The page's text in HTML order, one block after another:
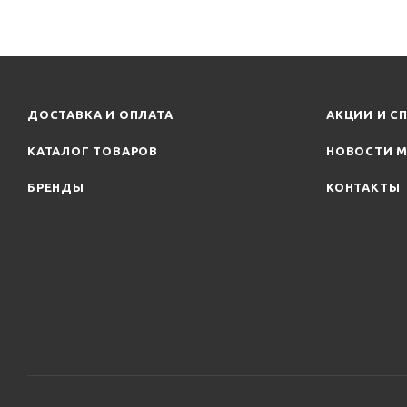
ДОСТАВКА И ОПЛАТА
КАТАЛОГ ТОВАРОВ
БРЕНДЫ
АКЦИИ И
НОВОСТИ
КОНТАКТЫ